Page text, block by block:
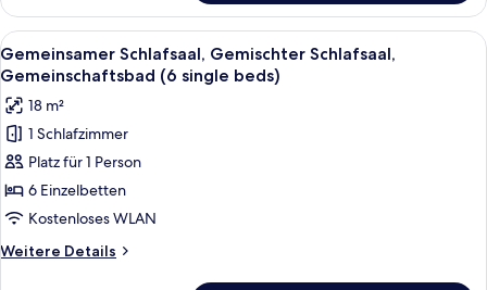
Familienschlafsaal,
Gemischter
Schlafsaal,
Gemeinschaftsbad
Alle
Fotos
für
Gemeinsamer
Schlafsaal,
Gemischter
Schlafsaal,
Gemeinschaftsbad
(6
single
Verdunkelungsvorhänge,
7
Gemeinsamer Schlafsaal, Gemischter Schlafsaal,
Gemeinschaftsbad (6 single beds)
18 m²
1 Schlafzimmer
Platz für 1 Person
6 Einzelbetten
Kostenloses WLAN
Weitere Details
Weitere